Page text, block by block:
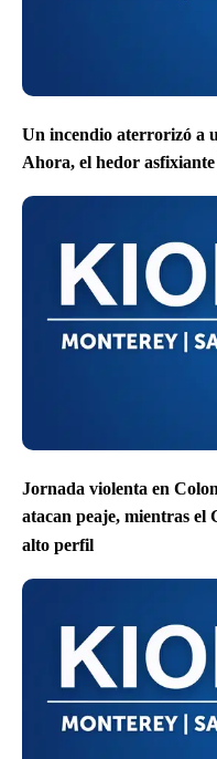
Un incendio aterrorizó a
Ahora, el hedor
Jornada violenta en
atacan peaje, mientras el
alto perfil